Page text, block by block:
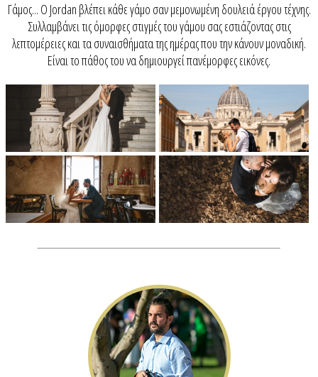
Γάμος... O Jordan βλέπει κάθε γάμο σαν μεμονωμένη δουλειά έργου τέχνης.
Συλλαμβάνει τις όμορφες στιγμές του γάμου σας εστιάζοντας στις
λεπτομέρειες και τα συναισθήματα της ημέρας που την κάνουν μοναδική.
Είναι το πάθος του να δημιουργεί πανέμορφες εικόνες.